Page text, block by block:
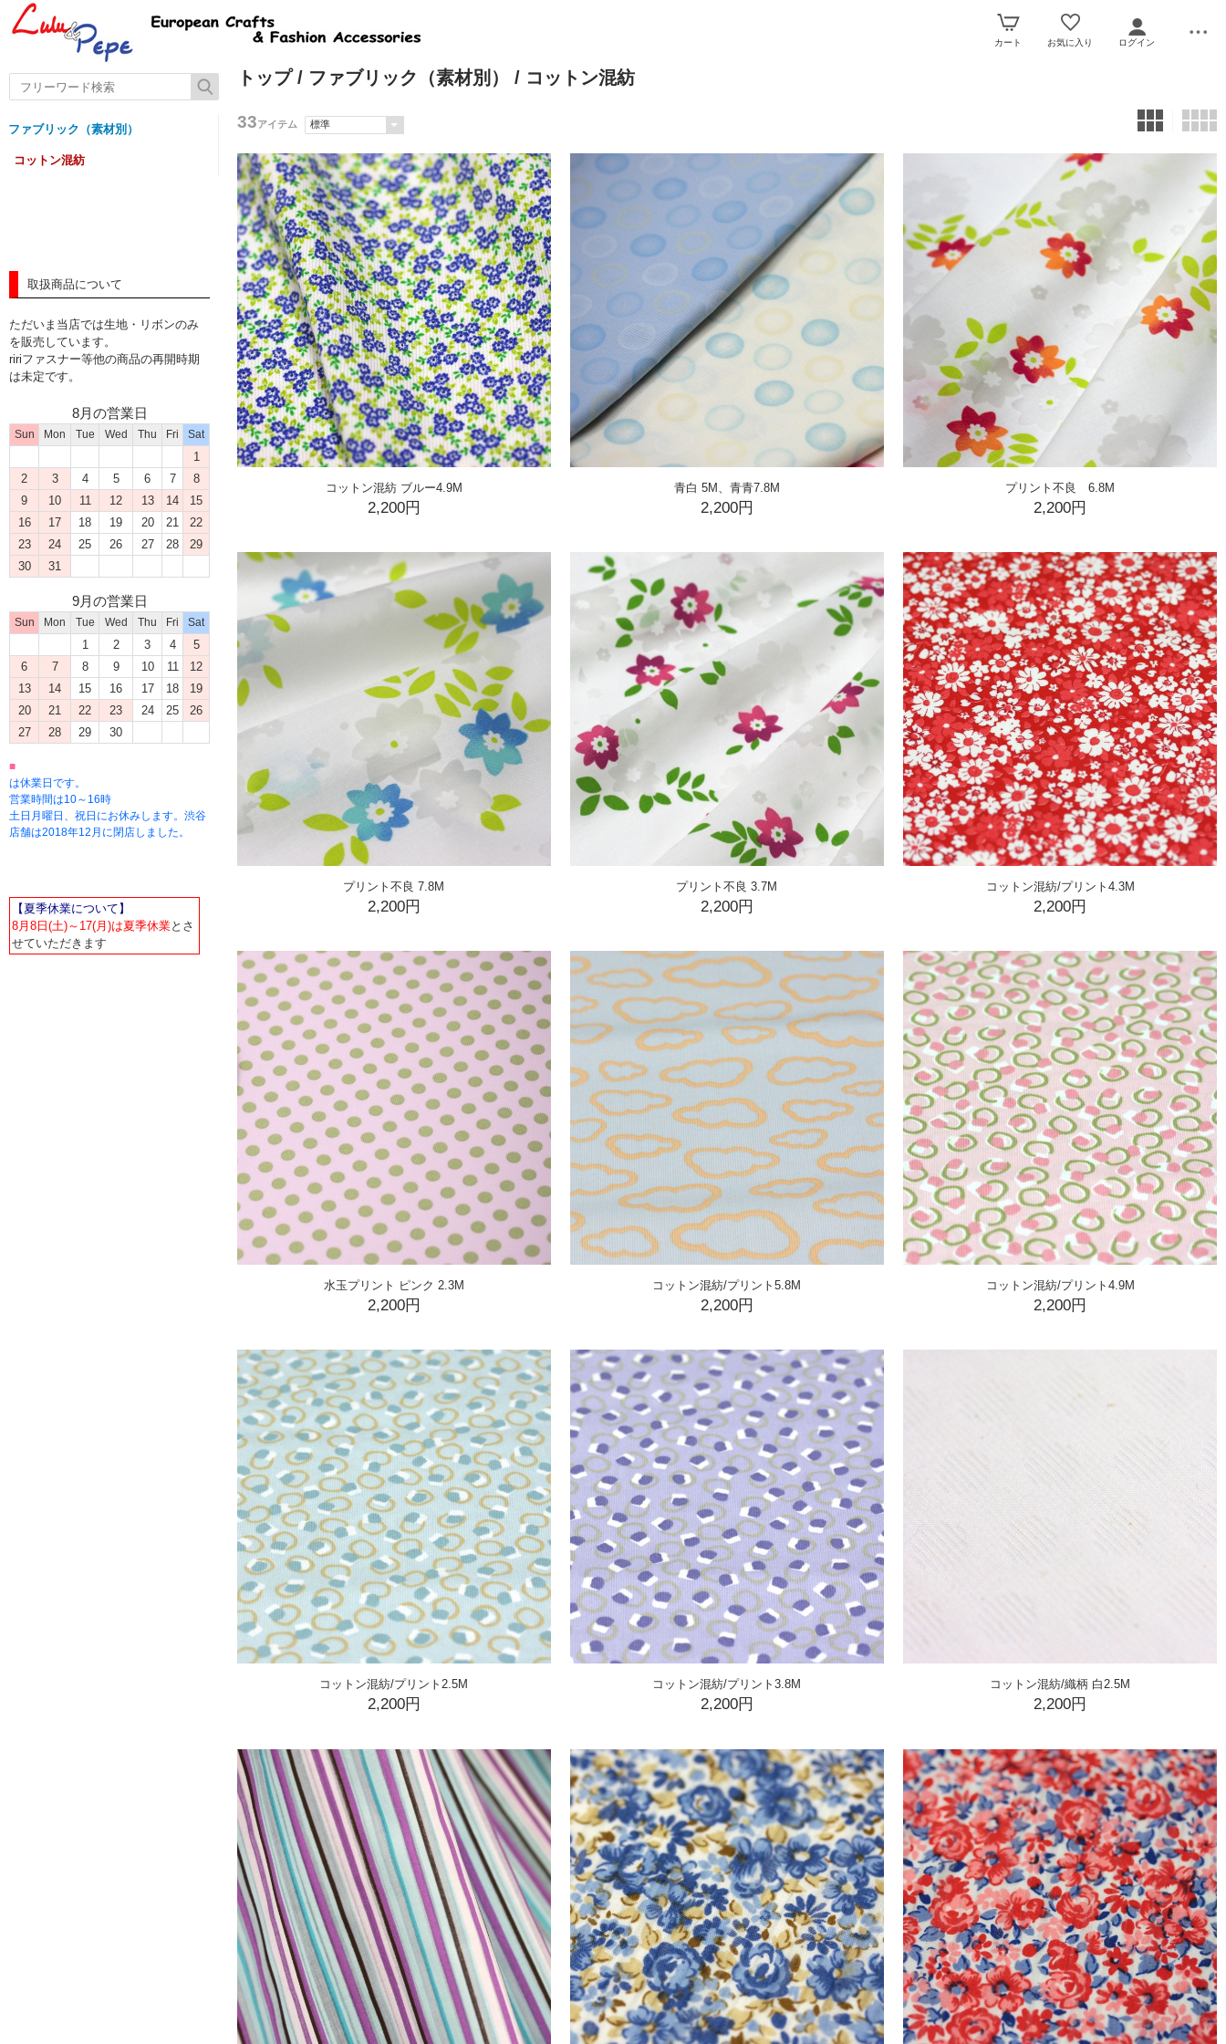
カート お気に入り ログイン
ファブリック（素材別）
コットン混紡
取扱商品について
ただいま当店では生地・リボンのみ
を販売しています。
ririファスナー等他の商品の再開時期
は未定です。
8月の営業日
Sun Mon Tue Wed Thu Fri Sat
1
2
3 4 5 6 7
8
9
10 11 12 13 14
15
16
17 18 19 20 21
22
23
24 25 26 27 28
29
30
31
9月の営業日
Sun Mon Tue Wed Thu Fri Sat
1 2 3 4
5
6
7 8 9 10 11
12
13
14 15 16 17 18
19
20
21 22 23 24 25
26
27
28 29 30
■
は休業日です。
営業時間は10～16時
土日月曜日、祝日にお休みします。渋谷
店舗は2018年12月に閉店しました。
【夏季休業について】
8月8日(土)～17(月)は夏季休業とさ
せていただきます
トップ/ ファブリック（素材別） / コットン混紡
33アイテム
コットン混紡 ブルー4.9M
2,200円
青白 5M、青青7.8M
2,200円
プリント不良 6.8M
2,200円
プリント不良 7.8M
2,200円
プリント不良 3.7M
2,200円
コットン混紡/プリント4.3M
2,200円
水玉プリント ピンク 2.3M
2,200円
コットン混紡/プリント5.8M
2,200円
コットン混紡/プリント4.9M
2,200円
コットン混紡/プリント2.5M
2,200円
コットン混紡/プリント3.8M
2,200円
コットン混紡/織柄 白2.5M
2,200円